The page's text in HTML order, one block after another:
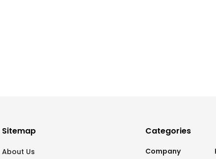
Sitemap
About Us
Categories
Company